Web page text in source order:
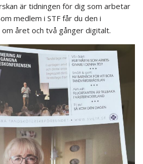
är tidningen för dig som arbetar
medlem i STF får du den i
året och två gånger digitalt.